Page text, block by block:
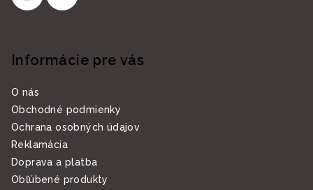
Informácie pre vás
O nás
Obchodné podmienky
Ochrana osobných údajov
Reklamácia
Doprava a platba
Obľúbené produkty